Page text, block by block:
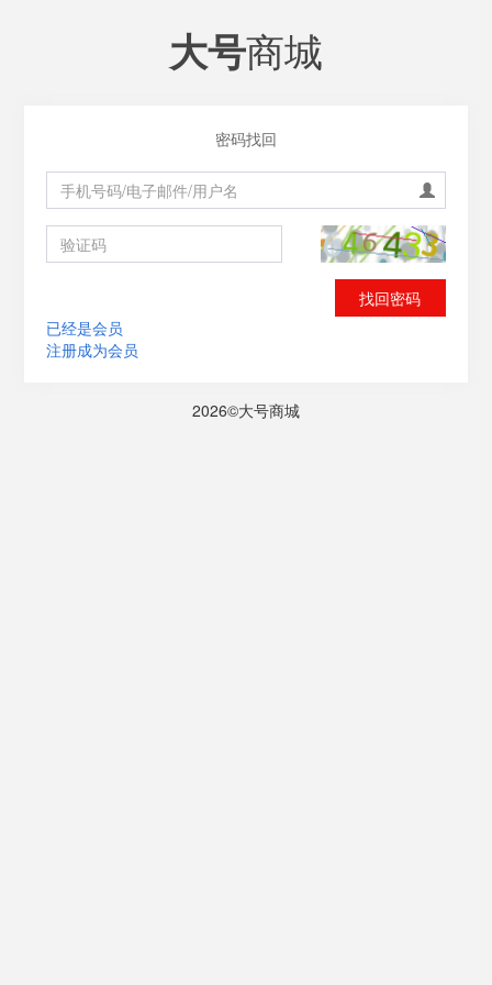
大号商城
密码找回
找回密码
已经是会员
注册成为会员
2026©大号商城